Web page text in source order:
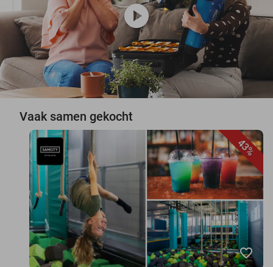
play_circle
Vaak samen gekocht
43%
favorite_border